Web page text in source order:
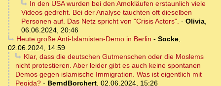
In den USA wurden bei den Amokläufen erstaunlich viele
Videos gedreht. Bei der Analyse tauchten oft dieselben
Personen auf. Das Netz spricht von "Crisis Actors". - Olivia,
06.06.2024, 20:46
Heute große Anti-Islamisten-Demo in Berlin - Socke,
02.06.2024, 14:59
Klar, dass die deutschen Gutmenschen oder die Moslems
nicht protestieren. Aber leider gibt es auch keine spontanen
Demos gegen islamische Immigration. Was ist eigentlich mit
Pegida? - BerndBorchert, 02.06.2024, 15:26